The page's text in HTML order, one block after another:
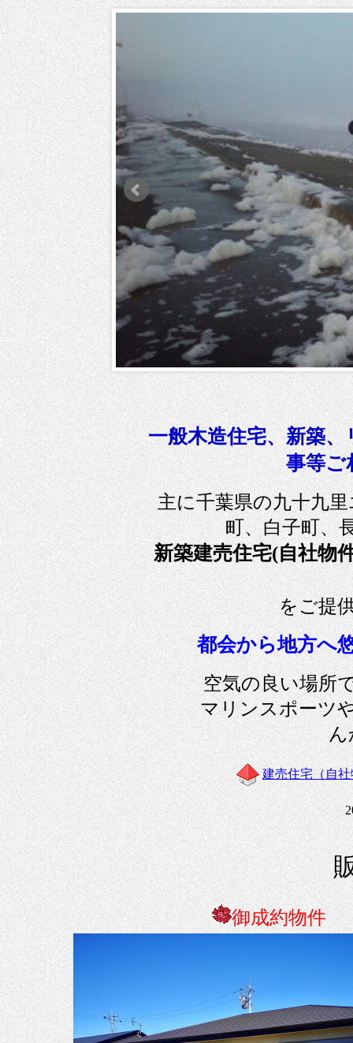
一般木造住宅、新築
事等ご
主に千葉県の九十九
町、白子町、
新築建売住宅(自社物
をご提
都会から地方へ
空気の良い場所
マリンスポーツ
建売住宅（自
御成約物件